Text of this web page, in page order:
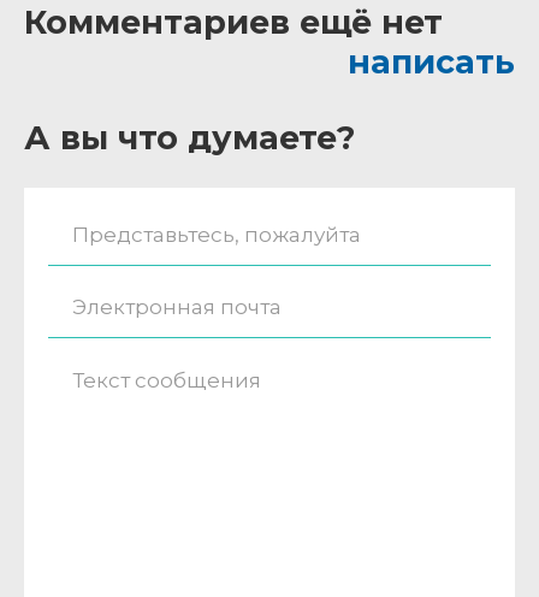
Комментариев ещё нет
написать
А вы что думаете?